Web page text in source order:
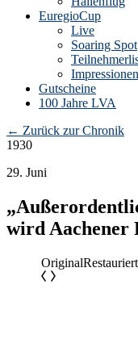
EuregioCup
Live
Soaring Spot
Impressionen
Gutscheine
100 Jahre LVA
← Zurück zur Chronik
1930
29. Juni
wird Aachener
OriginalRestauriert